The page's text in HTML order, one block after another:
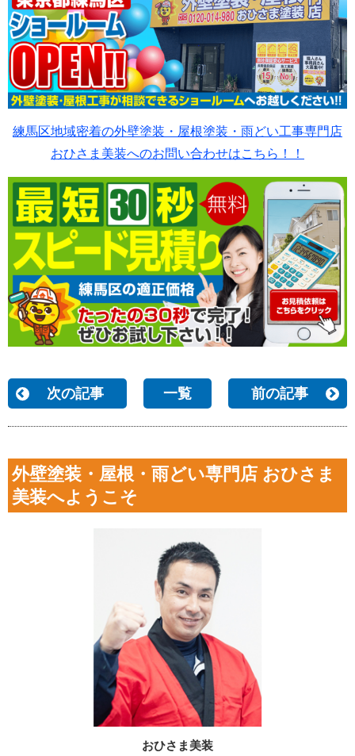
練馬区地域密着の外壁塗装・屋根塗装・雨どい工事専門店
おひさま美装へのお問い合わせはこちら！！
次の記事 一覧 前の記事
外壁塗装・屋根・雨どい専門店 おひさま
美装へようこそ
おひさま美装